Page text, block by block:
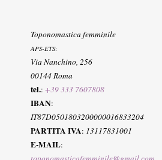
Toponomastica femminile
APS-ETS:
Via Nanchino, 256
00144 Roma
tel.:+39 333 7607808
IBAN:
IT87D0501803200000016833204
PARTITA IVA: 13117831001
E-MAIL: